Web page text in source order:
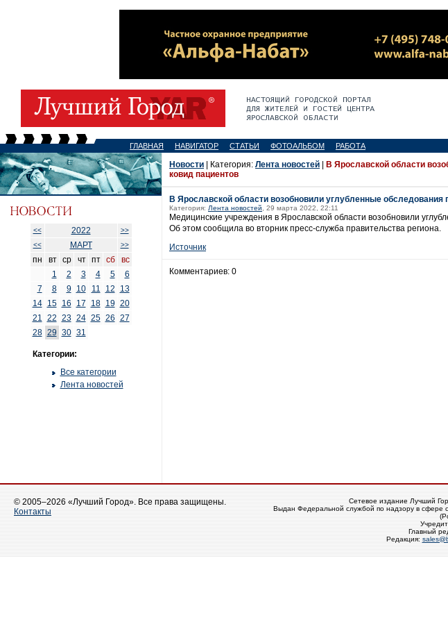
ГЛАВНАЯ НАВИГАТОР СТАТЬИ ФОТОАЛЬБОМ РАБОТА
<< 2022
>>
<<
МАРТ >>
пн вт ср чт пт сб
вс
1
2 3 4 5
6
7
8 9 10 11 12
13
14
15 16 17 18 19 20
21 22 23 24 25 26 27
28 29 30 31
Категории:
Все категории
Лента новостей
Новости | Категория: Лента новостей
В Ярославской области
ковид пациентов
В Ярославской области возобновили углубленные обследования
Категория: Лента новостей , 29 марта 2022, 22:11
Медицинские учреждения в Ярославской области возобновили
Об этом сообщила во вторник пресс-служба правительства региона.
Источник
Комментариев: 0
© 2005–2026 «Лучший Город». Все права защищены.
Контакты
Сетевое издание Лучший
Выдан Федеральной службой по надзору в сфере
Главный
Редакция: